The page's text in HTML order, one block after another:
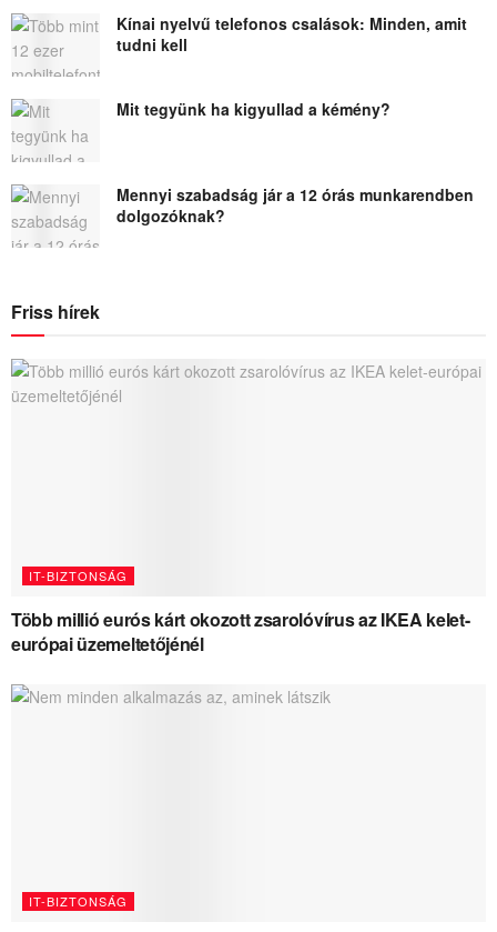
Kínai nyelvű telefonos csalások: Minden, amit
tudni kell
Mit tegyünk ha kigyullad a kémény?
Mennyi szabadság jár a 12 órás munkarendben
dolgozóknak?
Friss hírek
IT-BIZTONSÁG
Több millió eurós kárt okozott zsarolóvírus az IKEA kelet-
európai üzemeltetőjénél
IT-BIZTONSÁG